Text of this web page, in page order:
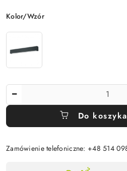
Wariant
Kolor/Wzór
Do koszyka
Zamówienie telefoniczne: +48 514